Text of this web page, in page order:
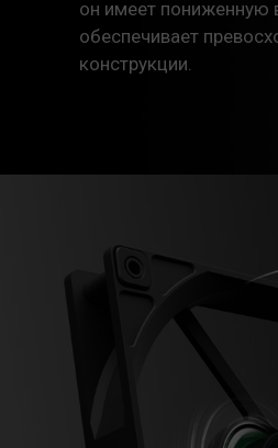
он имеет пониженную
обеспечивает
конструкции.